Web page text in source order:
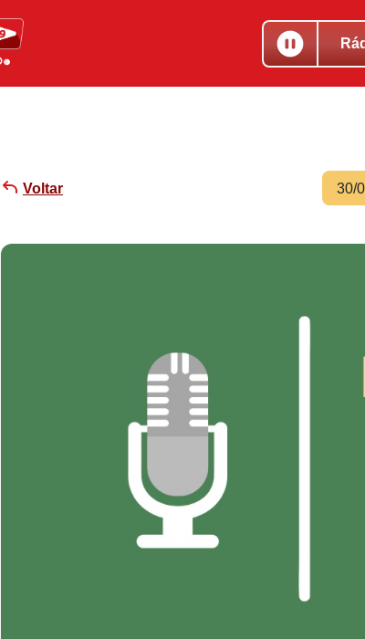
Voltar 30/